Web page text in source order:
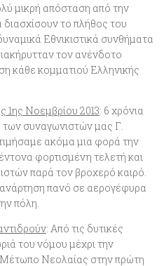
μικρή απόσταση από την
το πλήθος του
Εθνικιστικά συνθήματα
τον ανένδοτο
κάθε κομματιού Ελληνικής
1ης Νοεμβρίου 2013: 6 χρόνια
συναγωνιστών μας Γ.
ακόμα μια φορά την
φορτισμένη τελετή και
παρά τον βροχερό καιρό.
πανό σε αερογέφυρα
πόλη.
: Από τις δυτικές
του νόμου μέχρι την
Νεολαίας στην πρώτη